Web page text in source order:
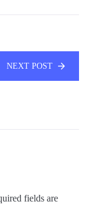
NEXT POST
fields are